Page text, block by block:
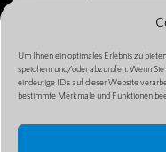
Um Ihnen ein optimales Erlebnis zu
speichern und/oder abzurufen. Wenn
eindeutige IDs auf dieser Website
bestimmte Merkmale und Funktionen
oder Ihren
Online-
Shop zu
finden
und